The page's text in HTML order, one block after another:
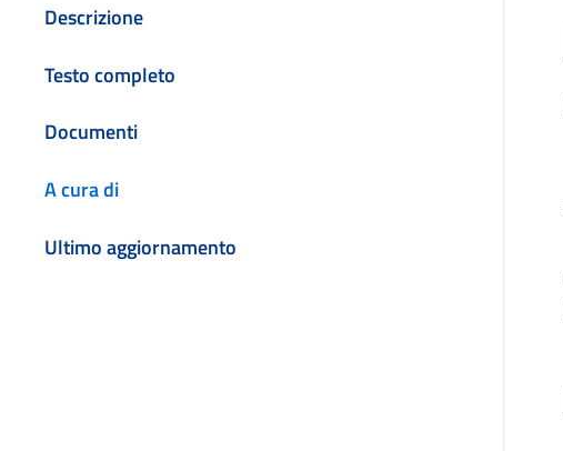
Descrizione
Testo completo
Documenti
A cura di
Ultimo aggiornamento